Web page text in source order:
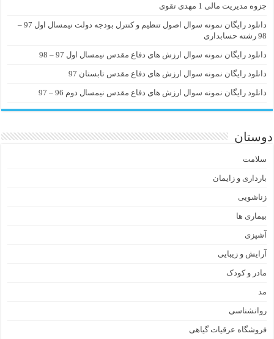
جزوه مدیریت مالی 1 مهدی تقوی
دانلود رایگان نمونه سوال اصول تنظیم و کنترل بودجه دولت نیمسال اول 97 –
98 رشته حسابداری
دانلود رایگان نمونه سوال ارزش های دفاع مقدس نیمسال اول 97 – 98
دانلود رایگان نمونه سوال ارزش های دفاع مقدس تابستان 97
دانلود رایگان نمونه سوال ارزش های دفاع مقدس نیمسال دوم 96 – 97
دوستان
سلامت
بارداری و زایمان
زناشویی
بیماری ها
آشپزی
آرایش و زیبایی
مادر و کودک
مد
روانشناسی
فروشگاه عرقیات گیاهی